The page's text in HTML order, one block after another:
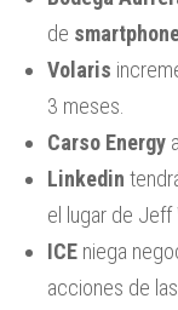
de
Volaris
3 meses.
Carso Energy
Linkedin
el lugar de Jeff
ICEniega
acciones de